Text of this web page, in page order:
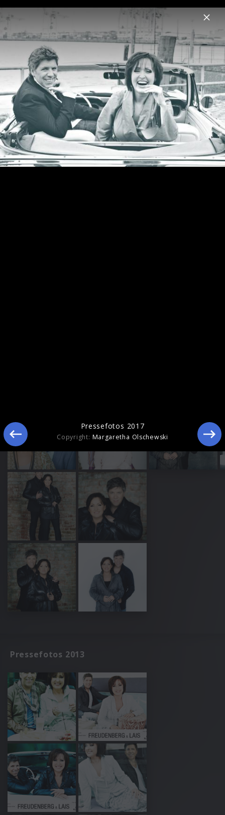
Menu
Ute Freudenberg & Christian Lais
Home News Musik Videos Fotos Biografie
Pressefotos 2017
Pressefotos 2013
Pressefotos 2017
Copyright: Margaretha Olschewski